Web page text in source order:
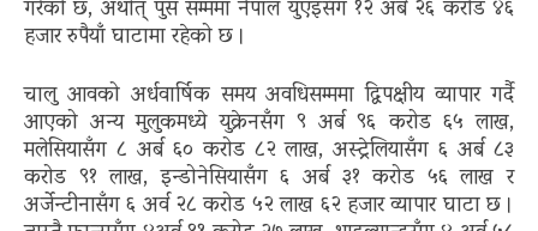
गरेको छ, अर्थात् पुस सम्ममा नेपाल युएइसँग १२ अर्ब २६ करोड ४६
हजार रुपैयाँ घाटामा रहेको छ ।
चालु आवको अर्धवार्षिक समय अवधिसम्ममा द्विपक्षीय व्यापार गर्दै
आएको अन्य मुलुकमध्ये युक्रेनसँग ९ अर्ब ९६ करोड ६५ लाख,
मलेसियासँग ८ अर्ब ६० करोड ८२ लाख, अस्ट्रेलियासँग ६ अर्ब ८३
करोड ९१ लाख, इन्डोनेसियासँग ६ अर्ब ३१ करोड ५६ लाख र
अर्जेन्टीनासँग ६ अर्व २८ करोड ५२ लाख ६२ हजार व्यापार घाटा छ ।